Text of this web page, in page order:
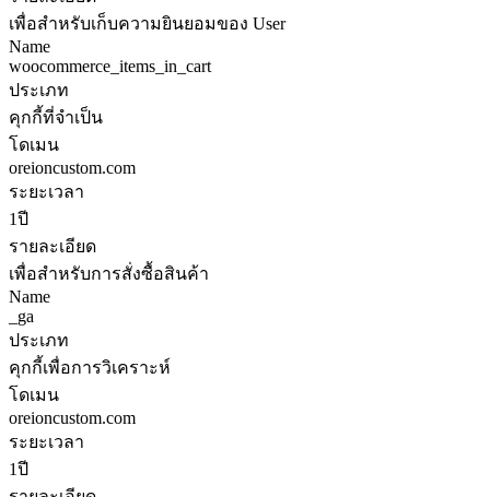
เพื่อสำหรับเก็บความยินยอมของ User
Name
woocommerce_items_in_cart
ประเภท
คุกกี้ที่จำเป็น
โดเมน
oreioncustom.com
ระยะเวลา
1ปี
รายละเอียด
เพื่อสำหรับการสั่งซื้อสินค้า
Name
_ga
ประเภท
คุกกี้เพื่อการวิเคราะห์
โดเมน
oreioncustom.com
ระยะเวลา
1ปี